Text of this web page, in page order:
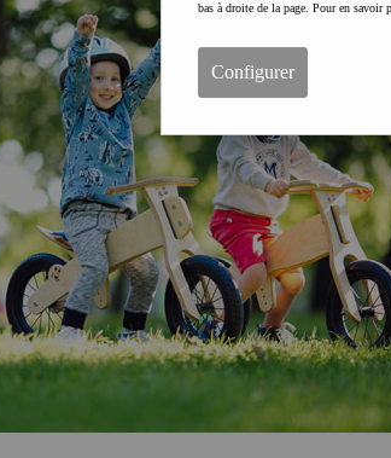
bas à droite de la page. Pour en savoir
Configurer